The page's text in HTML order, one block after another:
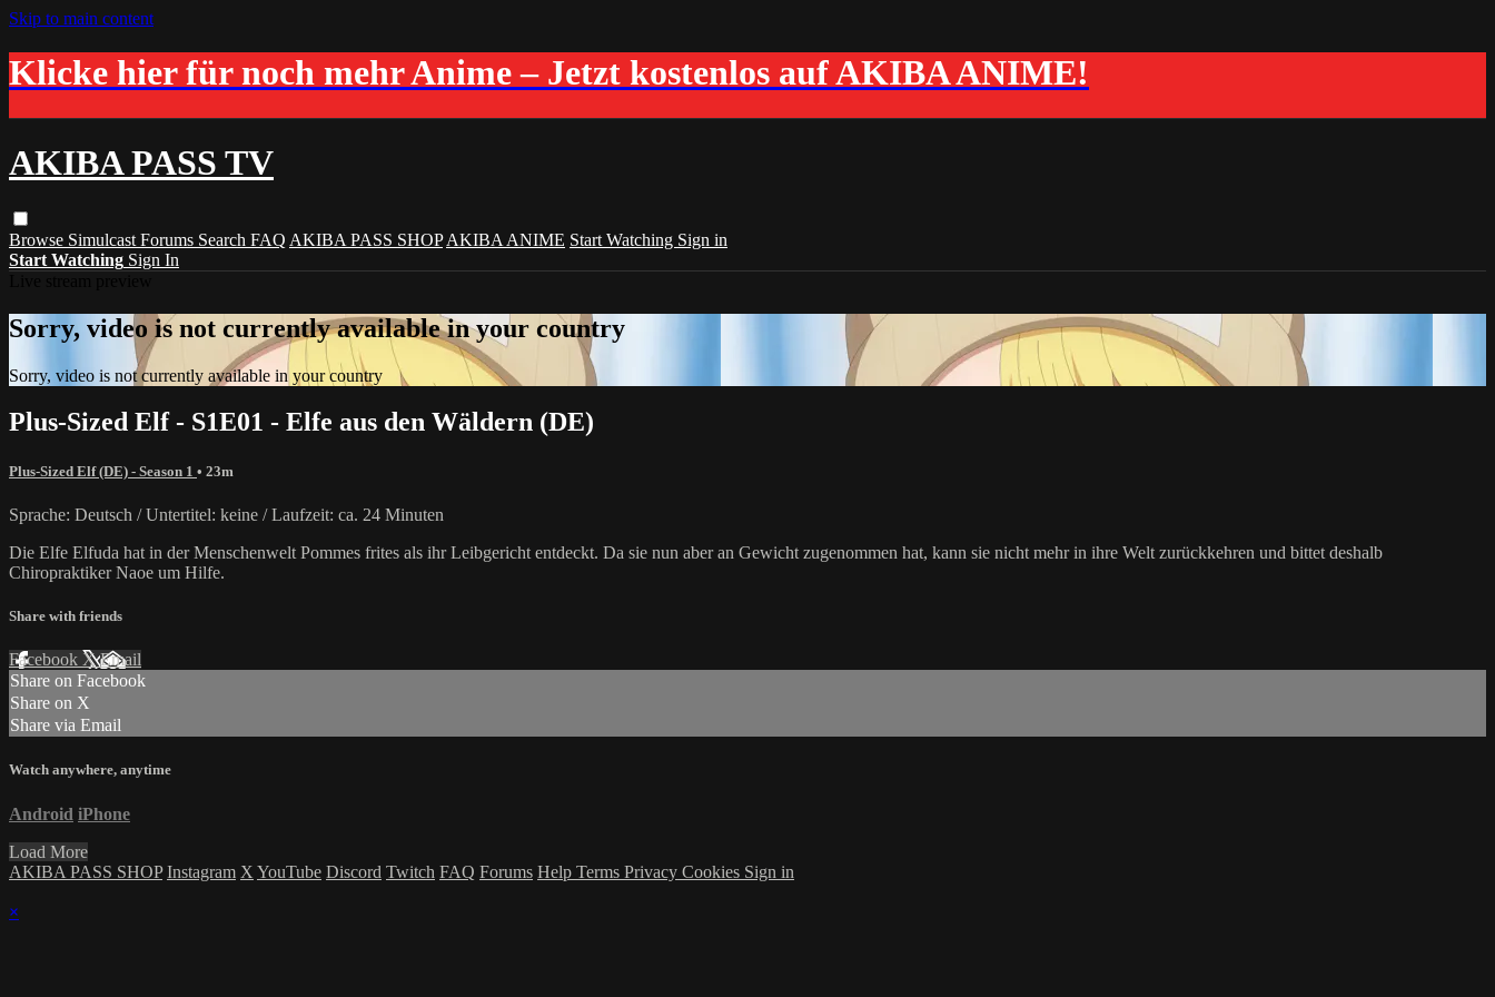
Skip to main content
Klicke hier für noch mehr Anime – Jetzt kostenlos auf AKIBA ANIME!
AKIBA PASS TV
Browse Simulcast Forums Search FAQ AKIBA PASS SHOP AKIBA ANIME Start Watching Sign in
Start Watching Sign In
Sorry, video is not currently available in your country
Sorry, video is not currently available in your country
Plus-Sized Elf - S1E01 - Elfe aus den Wäldern (DE)
Plus-Sized Elf (DE) - Season 1 • 23m
Sprache: Deutsch / Untertitel: keine / Laufzeit: ca. 24 Minuten
Die Elfe Elfuda hat in der Menschenwelt Pommes frites als ihr Leibgericht entdeckt. Da sie nun aber an Gewicht zugenommen hat, kann sie nicht mehr in ihre Welt zurückkehren und bittet deshalb
Chiropraktiker Naoe um Hilfe.
Share with friends
Facebook XEmail
Share on Facebook
Share on X
Share via Email
Watch anywhere, anytime
Android iPhone
Load More
AKIBA PASS SHOP Instagram X YouTube Discord Twitch FAQ Forums Help Terms Privacy Cookies Sign in
×